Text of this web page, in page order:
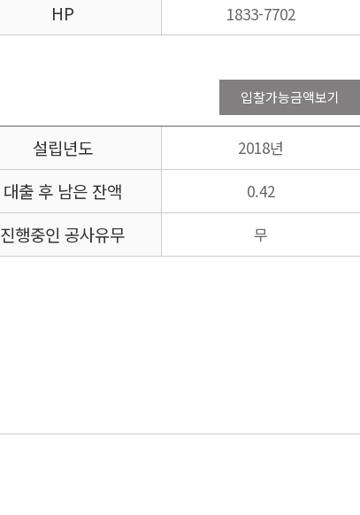
HP 1833-7702
입찰가능금액보기
설립년도 2018년
대출 후 남은 잔액 0.42
진행중인 공사유무 무